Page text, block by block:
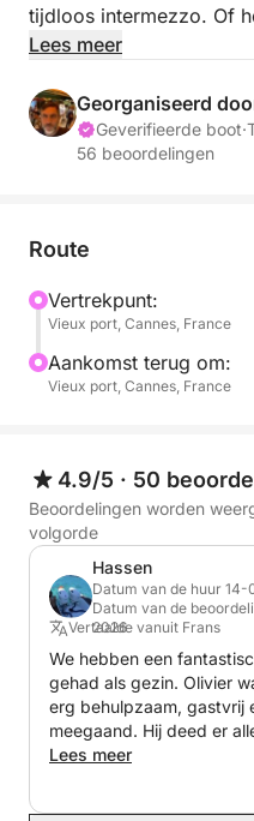
tijdloos intermezzo. Of
huwelijksaanzoek, een
naar de mooiste plekjes
Uw programma op maat:
langs de kust.
De perfecte plek: We
vredige baai
eilanden) om de
Esterelgebergte te
champagne, vergezeld
terwijl u luistert naar het
water.
Zwemmen bij
avontuurlijken onder u
het kalme water te
absolute stilte van de
- Inbegrepen:
Professionele schipper
Lees meer
Georganiseerd
Geverifieerde boot·
56 beoordelingen
Route
Vertrekpunt:
Vieux port, Cannes, France
Aankomst terug om:
Vieux port, Cannes, France
4.9/5 · 50
Beoordelingen worden
volgorde
Hassen
Datum van de huur 14-
Datum van de
2026
Vertaalde vanuit Frans
We hebben een
gehad als gezin. Olivier
erg behulpzaam, gastvrij
meegaand. Hij deed er
het ons zo makkelijk
Lees meer